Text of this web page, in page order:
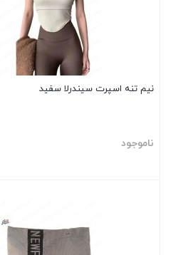
نیم تنه اسپرت سیندرلا سفید
ناموجود